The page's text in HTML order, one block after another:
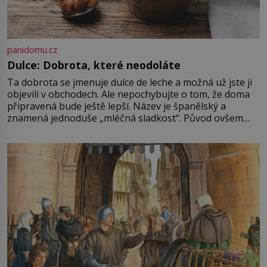
panidomu.cz
Dulce: Dobrota, které neodoláte
Ta dobrota se jmenuje dulce de leche a možná už jste ji
objevili v obchodech. Ale nepochybujte o tom, že doma
připravená bude ještě lepší. Název je španělský a
znamená jednoduše „mléčná sladkost“. Původ ovšem
pře hned několik latinskoamerických zemí a k tomu
Francie, kde se traduje,